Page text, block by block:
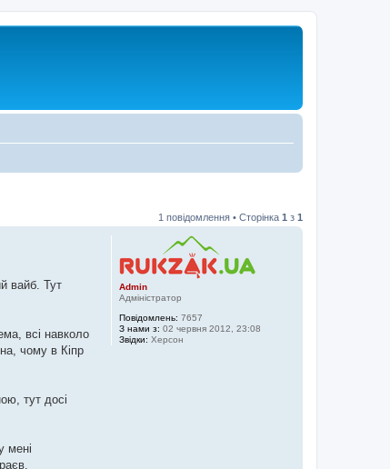
1 повідомлення • Сторінка 1 з 1
Admin
Адміністратор
Повідомлень: 7657
З нами з: 02 червня 2012, 23:08
Звідки: Херсон
вайб. Тут
всі навколо
чому в Кіпр
тут досі
мені